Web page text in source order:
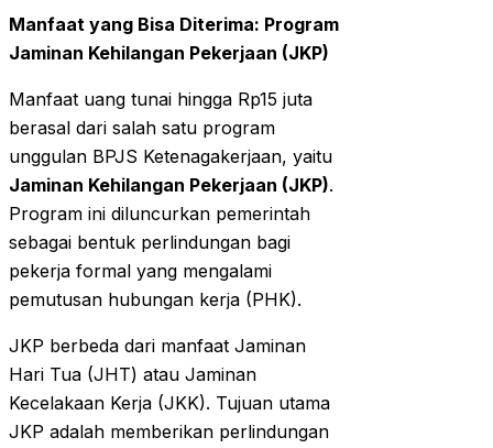
Manfaat yang Bisa Diterima: Program
Jaminan Kehilangan Pekerjaan (JKP)
Manfaat uang tunai hingga Rp15 juta
berasal dari salah satu program
unggulan BPJS Ketenagakerjaan, yaitu
Jaminan Kehilangan Pekerjaan (JKP).
Program ini diluncurkan pemerintah
sebagai bentuk perlindungan bagi
pekerja formal yang mengalami
pemutusan hubungan kerja (PHK).
JKP berbeda dari manfaat Jaminan
Hari Tua (JHT) atau Jaminan
Kecelakaan Kerja (JKK). Tujuan utama
JKP adalah memberikan perlindungan